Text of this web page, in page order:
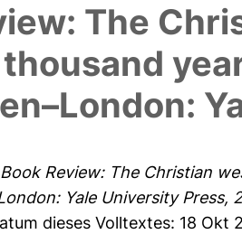
The
Book Review: The Christian
Yale University Press,
dieses Volltextes: 18 Okt